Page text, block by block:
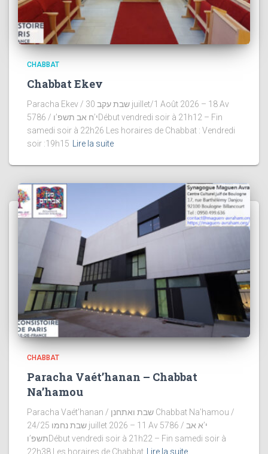
CHABBAT
Chabbat Ekev
Paracha Ekev / שבת עקב 30 juillet/1 Août 2026 – 18 Av
5786 / י’ח אב תשפ’וDébut vendredi soir à 21h12 – Fin
samedi soir à 22h26 Les horaires de Chabbat : Vendredi
soir :19h15
Lire la suite
CHABBAT
Paracha Vaét’hanan – Chabbat
Na’hamou
Paracha Vaét’hanan / שבת ואתחנן Chabbat Na’hamou /
שבת נחמו 24/25 juillet 2026 – 11 Av 5786 / י’א אב
תשפ’וDébut vendredi soir à 21h22 – Fin samedi soir à
22h38 Les horaires de Chabbat
Lire la suite